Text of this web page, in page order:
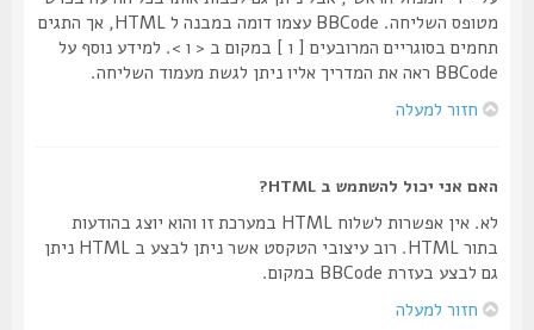
מטופס השליחה. BBCode עצמו דומה במבנה ל HTML, אך התגים
תחמים בסוגריים המרובעים [ ו ] במקום ב < ו >. למידע נוסף על
BBCode ראה את המדריך אליו ניתן לגשת מעמוד השליחה.
חזור למעלה
האם אני יכול להשתמש ב HTML?
לא. אין אפשרות לשלוח HTML במערכת זו והוא יוצג בהודעות
בתור HTML. רוב עיצובי הטקסט אשר ניתן לבצע ב HTML ניתן
גם לבצע בעזרת BBCode במקום.
חזור למעלה